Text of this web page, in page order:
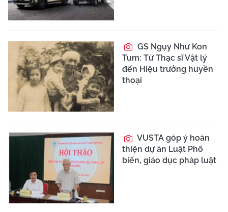
GS Ngụy Như Kon
Tum: Từ Thạc sĩ Vật lý
đến Hiệu trưởng huyền
thoại
VUSTA góp ý hoàn
thiện dự án Luật Phổ
biến, giáo dục pháp luật